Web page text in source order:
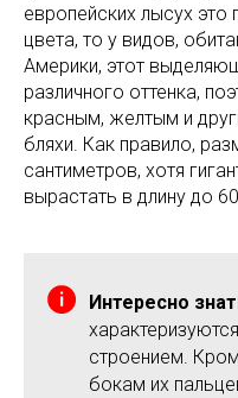
европейских лысух
цвета, то у видов,
Америки, этот
различного оттенка,
красным, желтым и
бляхи. Как правило,
сантиметров, хотя
вырастать в длину до
Интересно
строением.
бокам их